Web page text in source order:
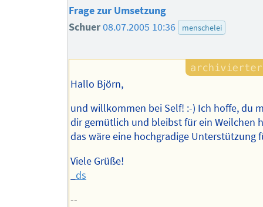
Frage zur Umsetzung
Schuer08.07.2005 10:36 menschelei
Hallo Björn,
und willkommen bei Self! :-) Ich hoffe, du
dir gemütlich und bleibst für ein Weilchen
das wäre eine hochgradige Unterstützung
Viele Grüße!
ds
--